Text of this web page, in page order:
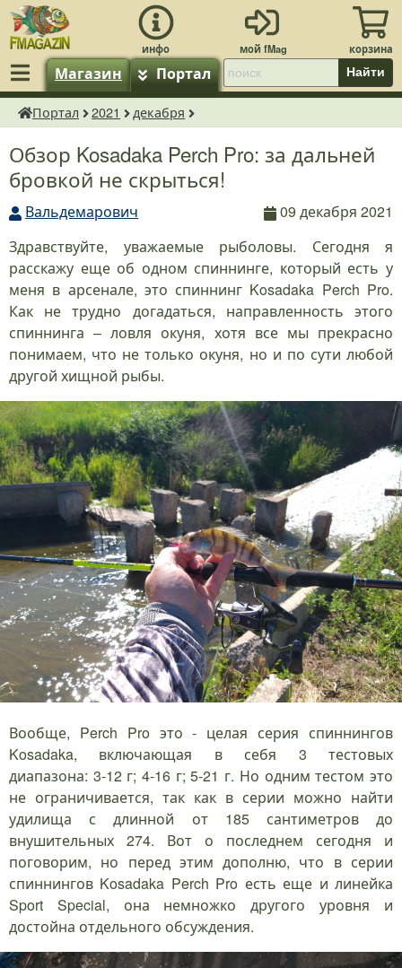
Магазин Портал Найти
fMagazin.ru
Портал 2021 декабря
Обзор Kosadaka Perch Pro: за дальней
бровкой не скрыться!
Вальдемарович
09 декабря 2021
Здравствуйте, уважаемые рыболовы. Сегодня я
расскажу еще об одном спиннинге, который есть у
меня в арсенале, это спиннинг Kosadaka Perch Pro.
Как не трудно догадаться, направленность этого
спиннинга – ловля окуня, хотя все мы прекрасно
понимаем, что не только окуня, но и по сути любой
другой хищной рыбы.
Вообще, Perch Pro это - целая серия спиннингов
Kosadaka, включающая в себя 3 тестовых
диапазона: 3-12 г; 4-16 г; 5-21 г. Но одним тестом это
не ограничивается, так как в серии можно найти
удилища с длинной от 185 сантиметров до
внушительных 274. Вот о последнем сегодня и
поговорим, но перед этим дополню, что в серии
спиннингов Kosadaka Perch Pro есть еще и линейка
Sport Special, она немножко другого уровня и
достойна отдельного обсуждения.